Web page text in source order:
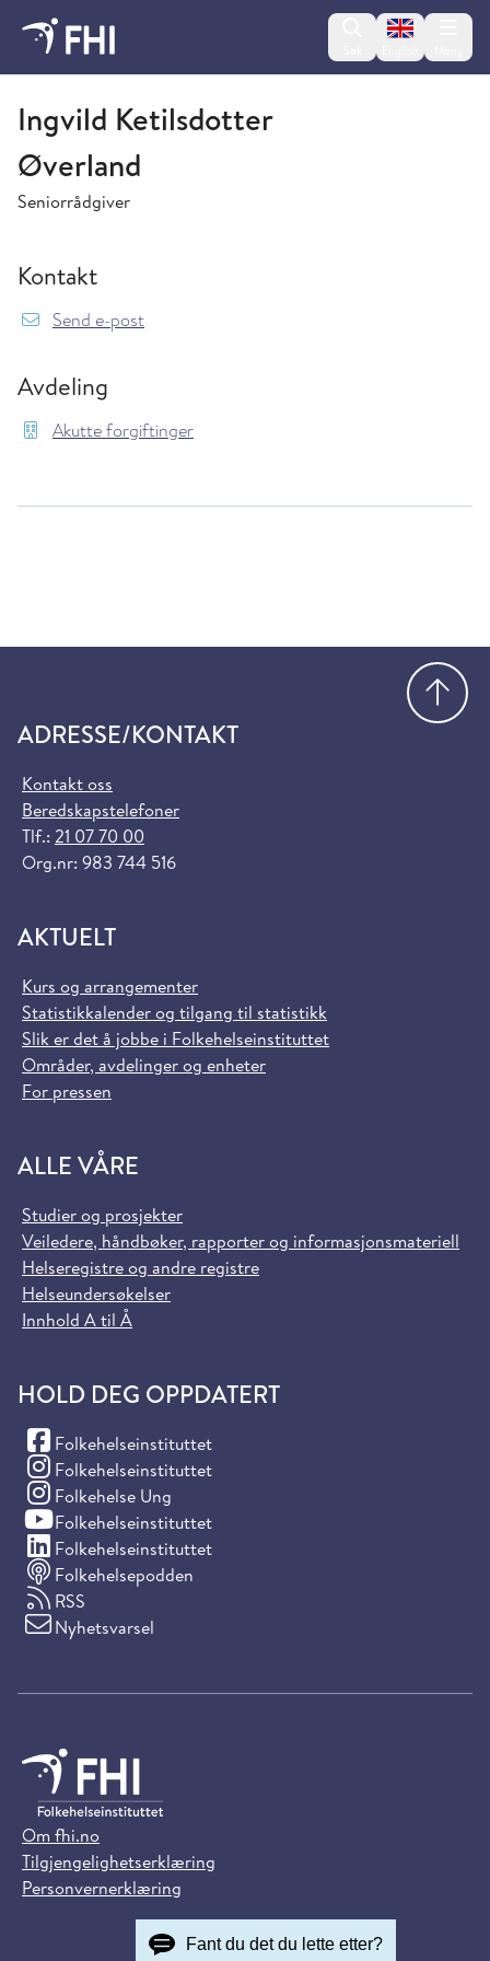
Change
Akutte forgiftinger
Ingvild Ketilsdotter
Øverland
Seniorrådgiver
Kontakt
Send e-post{model.translations.sendEmailTo}
Avdeling
Akutte forgiftinger
ADRESSE/KONTAKT
Kontakt oss
Beredskapstelefoner
Tlf.: 21 07 70 00
Org.nr: 983 744 516
AKTUELT
Kurs og arrangementer
Statistikkalender og tilgang til statistikk
Slik er det å jobbe i Folkehelseinstituttet
Områder, avdelinger og enheter
For pressen
ALLE VÅRE
Studier og prosjekter
Veiledere, håndbøker, rapporter og informasjonsmateriell
Helseregistre og andre registre
Helseundersøkelser
Innhold A til Å
HOLD DEG OPPDATERT
Folkehelseinstituttet
(Facebook)
Folkehelseinstituttet
(Instagram)
Folkehelse Ung
(Instagram)
Folkehelseinstituttet
(YouTube)
Folkehelseinstituttet
(LinkedIn)
Folkehelsepodden
RSS
Nyhetsvarsel
Om fhi.no
Tilgjengelighetserklæring
Personvernerklæring
Fant du det du lette etter?